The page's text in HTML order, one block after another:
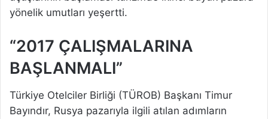
yönelik umutları yeşertti.
“2017 ÇALIŞMALARINA
BAŞLANMALI”
Türkiye Otelciler Birliği (TÜROB) Başkanı Timur
Bayındır, Rusya pazarıyla ilgili atılan adımların